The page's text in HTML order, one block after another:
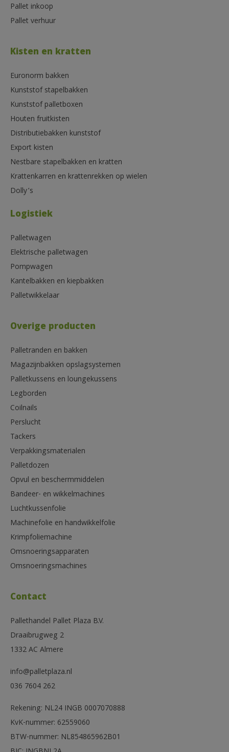
Pallet inkoop
Pallet verhuur
Kisten en kratten
Euronorm bakken
Kunststof stapelbakken
Kunststof palletboxen
Houten fruitkisten
Distributiebakken kunststof
Export kisten
Nestbare stapelbakken en kratten
Krattenkarren en krattenrekken op wielen
Dolly’s
Logistiek
Palletwagen
Elektrische palletwagen
Pompwagen
Kantelbakken en kiepbakken
Palletwikkelaar
Overige producten
Palletranden en bakken
Magazijnbakken opslagsystemen
Palletkussens en loungekussens
Legborden
Coilnails
Perslucht
Tackers
Verpakkingsmaterialen
Palletdozen
Opvul en beschermmiddelen
Bandeer- en wikkelmachines
Luchtkussenfolie
Machinefolie en handwikkelfolie
Krimpfoliemachine
Omsnoeringsapparaten
Omsnoeringsmachines
Contact
Pallethandel Pallet Plaza B.V.
Draaibrugweg 2
1332 AC Almere
info@palletplaza.nl
036 7604 262
Rekening: NL24 INGB 0007070888
KvK-nummer: 62559060
BTW-nummer: NL854865962B01